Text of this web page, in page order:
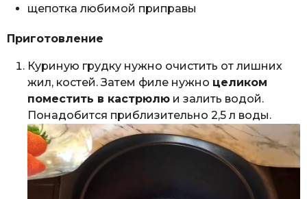
щепотка любимой приправы
Приготовление
Куриную грудку нужно очистить от лишних
жил, костей. Затем филе нужно целиком
поместить в кастрюлю и залить водой.
Понадобится приблизительно 2,5 л воды.